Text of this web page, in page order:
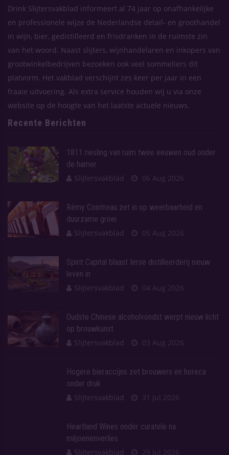
Drink Slijtersvakblad informeert al 74 jaar op onafhankelijke
en professionele wijze de Nederlandse detail- en groothandel
in wijn, bier, gedistilleerd en frisdranken in de ruimste zin
van het woord. Naast slijters, wijnhandelaren en inkopers van
grootwinkelbedrijven bezoeken ook veel sommeliers dit
platvorm. Het vakblad verschijnt zes keer per jaar in een
fraaie uitvoering. Als extra service houden wij u via onze
website op de hoogte van het laatste actuele nieuws.
Recente Berichten
1811 riesling van ruim twee eeuwen oud onder
de hamer
Slijtersvakblad
06 Aug 2026
Rémy Cointreau zet in op weerbaarheid en
duurzame groei
Slijtersvakblad
05 Aug 2026
Spirit Capital blaast Ierse distilleerderij nieuw
leven in
Slijtersvakblad
04 Aug 2026
Oudste Chinese alcoholvondst werpt nieuw licht
op brouwkunst
Slijtersvakblad
03 Aug 2026
Hogere bieraccijns zet brouwers en horeca
onder druk
Slijtersvakblad
31 Jul 2026
Heartland Wines onder curatele na
miljoenenverlies
Slijtersvakblad
29 Jul 2026